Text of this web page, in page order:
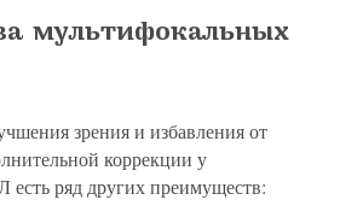
мультифокальных
зрения и избавления от
коррекции у
ряд других преимуществ: